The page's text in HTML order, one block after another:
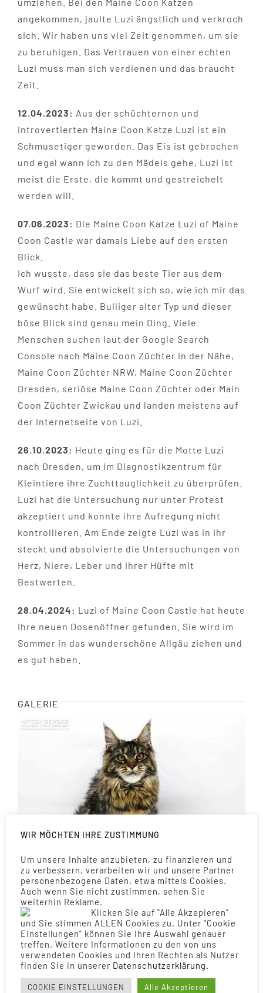
angekommen, jaulte Luzi ängstlich und verkroch
sich. Wir haben uns viel Zeit genommen, um sie
zu beruhigen. Das Vertrauen von einer echten
Luzi muss man sich verdienen und das braucht
Zeit.
12.04.2023: Aus der schüchternen und
introvertierten Maine Coon Katze Luzi ist ein
Schmusetiger geworden. Das Eis ist gebrochen
und egal wann ich zu den Mädels gehe, Luzi ist
meist die Erste, die kommt und gestreichelt
werden will.
07.06.2023: Die Maine Coon Katze Luzi of Maine
Coon Castle war damals Liebe auf den ersten
Blick.
Ich wusste, dass sie das beste Tier aus dem
Wurf wird. Sie entwickelt sich so, wie ich mir das
gewünscht habe. Bulliger alter Typ und dieser
böse Blick sind genau mein Ding. Viele
Menschen suchen laut der Google Search
Console nach Maine Coon Züchter in der Nähe,
Maine Coon Züchter NRW, Maine Coon Züchter
Dresden, seriöse Maine Coon Züchter oder Main
Coon Züchter Zwickau und landen meistens auf
der Internetseite von Luzi.
26.10.2023: Heute ging es für die Motte Luzi
nach Dresden, um im Diagnostikzentrum für
Kleintiere ihre Zuchttauglichkeit zu überprüfen.
Luzi hat die Untersuchung nur unter Protest
akzeptiert und konnte ihre Aufregung nicht
kontrollieren. Am Ende zeigte Luzi was in ihr
steckt und absolvierte die Untersuchungen von
Herz, Niere, Leber und ihrer Hüfte mit
Bestwerten.
28.04.2024: Luzi of Maine Coon Castle hat heute
Ihre neuen Dosenöffner gefunden. Sie wird im
Sommer in das wunderschöne Allgäu ziehen und
es gut haben.
GALERIE
Luzi – 7 Monate
WIR MÖCHTEN IHRE ZUSTIMMUNG
Um unsere Inhalte anzubieten, zu finanzieren und
zu verbessern, verarbeiten wir und unsere Partner
personenbezogene Daten, etwa mittels Cookies.
Auch wenn Sie nicht zustimmen, sehen Sie
weiterhin Reklame.
Klicken Sie auf "Alle Akzepieren"
und Sie stimmen ALLEN Cookies zu. Unter "Cookie
Einstellungen" können Sie Ihre Auswahl genauer
treffen. Weitere Informationen zu den von uns
verwendeten Cookies und Ihren Rechten als Nutzer
finden Sie in unserer Daten­schutz­erklärung.
COOKIE EINSTELLUNGEN Alle Akzeptieren